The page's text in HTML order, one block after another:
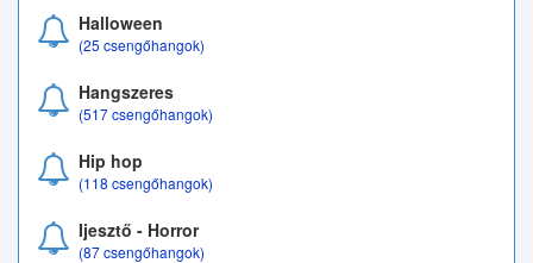
Halloween
(25 csengőhangok)
Hangszeres
(517 csengőhangok)
Hip hop
(118 csengőhangok)
Ijesztő - Horror
(87 csengőhangok)